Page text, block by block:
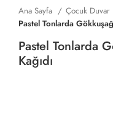
Ana Sayfa Çocuk Duvar
Pastel Tonlarda
Pastel Tonlarda
Kağıdı